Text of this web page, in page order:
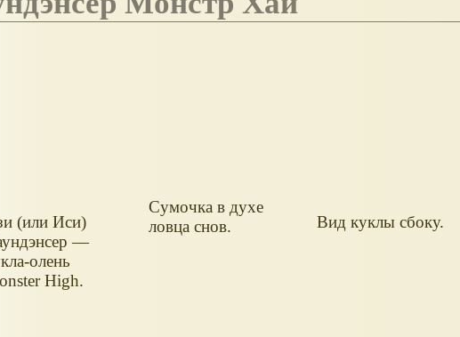
(или Иси)
—
олень
High.
Сумочка в духе
ловца снов.
Вид куклы сбоку.